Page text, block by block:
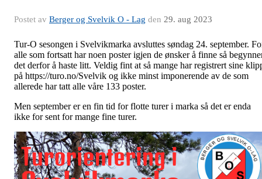
Postet av Berger og Svelvik O - Lag den 29. aug 2023
Tur-O sesongen i Svelvikmarka avsluttes søndag 24. september.
alle som fortsatt har noen poster igjen de ønsker å finne så
det derfor å haste litt. Veldig fint at så mange har registrert sine
på https://turo.no/Svelvik og ikke minst imponerende av de som
allerede har tatt alle våre 133 poster.
Men september er en fin tid for flotte turer i marka så det er enda
ikke for sent for mange fine turer.